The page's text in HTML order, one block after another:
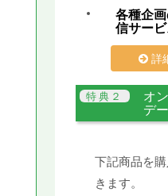
各種企
信サー
詳
オ
デ
下記商品を
きます。